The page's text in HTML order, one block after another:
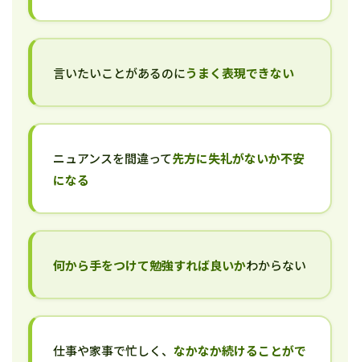
言いたいことがあるのにうまく表現できない
ニュアンスを間違って先方に失礼がないか不安
になる
何から手をつけて勉強すれば良いかわからない
仕事や家事で忙しく、 なかなか続けることがで